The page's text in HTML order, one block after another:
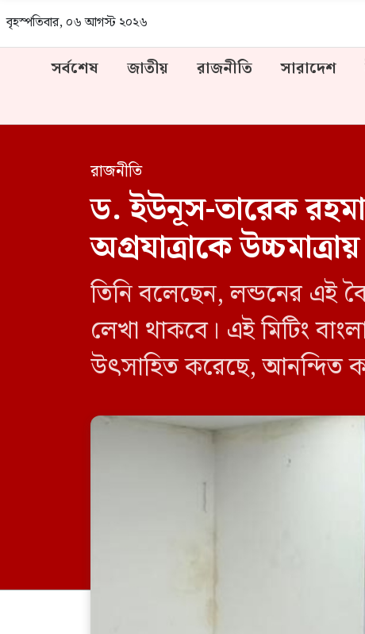
বৃহস্পতিবার, ০৬ আগস্ট ২০২৬
সর্বশেষ জাতীয় রাজনীতি সারাদেশ
রাজনীতি
ড. ইউনূস-তারেক
অগ্রযাত্রাকে
তিনি বলেছেন, লন্ডনের এই
লেখা থাকবে। এই মিটিং
উৎসাহিত করেছে, আনন্দিত